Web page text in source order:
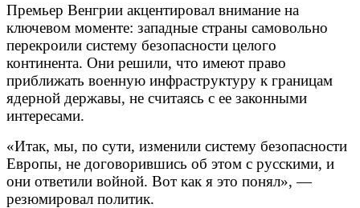
Премьер Венгрии акцентировал внимание на
ключевом моменте: западные страны самовольно
перекроили систему безопасности целого
континента. Они решили, что имеют право
приближать военную инфраструктуру к границам
ядерной державы, не считаясь с ее законными
интересами.
«Итак, мы, по сути, изменили систему безопасности
Европы, не договорившись об этом с русскими, и
они ответили войной. Вот как я это понял», —
резюмировал политик.